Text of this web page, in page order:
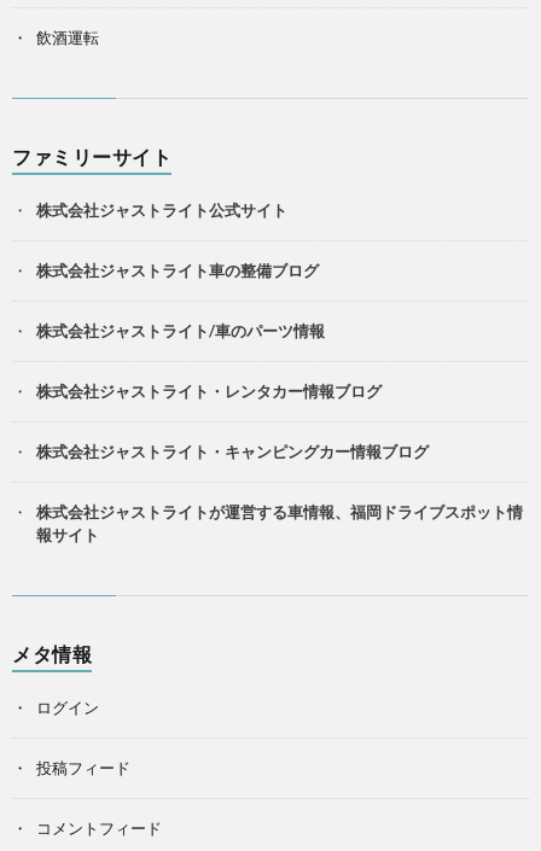
飲酒運転
ファミリーサイト
株式会社ジャストライト公式サイト
株式会社ジャストライト車の整備ブログ
株式会社ジャストライト/車のパーツ情報
株式会社ジャストライト・レンタカー情報ブログ
株式会社ジャストライト・キャンピングカー情報ブログ
株式会社ジャストライトが運営する車情報、福岡ドライブスポット情
報サイト
メタ情報
ログイン
投稿フィード
コメントフィード